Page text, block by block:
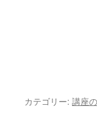
カテゴリー: 講座